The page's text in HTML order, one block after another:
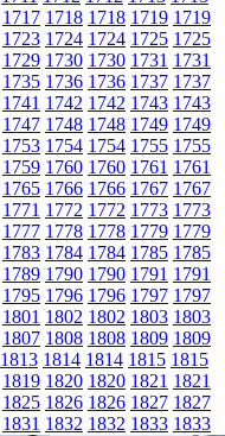
1717 1718 1718 1719 1719
1723 1724 1724 1725 1725
1729 1730 1730 1731 1731
1735 1736 1736 1737 1737
1741 1742 1742 1743 1743
1747 1748 1748 1749 1749
1753 1754 1754 1755 1755
1759 1760 1760 1761 1761
1765 1766 1766 1767 1767
1771 1772 1772 1773 1773
1777 1778 1778 1779 1779
1783 1784 1784 1785 1785
1789 1790 1790 1791 1791
1795 1796 1796 1797 1797
1801 1802 1802 1803 1803
1807 1808 1808 1809 1809
1813 1814 1814 1815 1815
1819 1820 1820 1821 1821
1825 1826 1826 1827 1827
1831 1832 1832 1833 1833